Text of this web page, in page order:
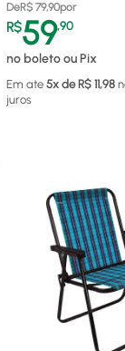
DeR$ 79,90por
R$59,90
no boleto ou Pix
Em ate 5x de R$ 11,98
juros